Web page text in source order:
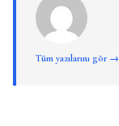
Tüm yazılarını gör →